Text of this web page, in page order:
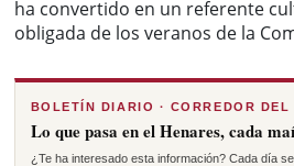
ha convertido en un referente
obligada de los veranos de la
BOLETÍN DIARIO · CORREDOR DEL
Lo que pasa en el Henares, cada
¿Te ha interesado esta información? Cada día